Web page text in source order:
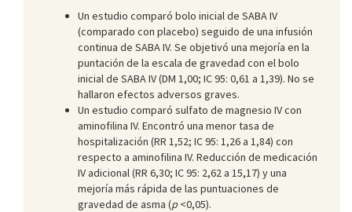
Un estudio comparó bolo inicial de SABA IV
(comparado con placebo) seguido de una infusión
continua de SABA IV. Se objetivó una mejoría en la
puntación de la escala de gravedad con el bolo
inicial de SABA IV (DM 1,00; IC 95: 0,61 a 1,39). No se
hallaron efectos adversos graves.
Un estudio comparó sulfato de magnesio IV con
aminofilina IV. Encontró una menor tasa de
hospitalización (RR 1,52; IC 95: 1,26 a 1,84) con
respecto a aminofilina IV. Reducción de medicación
IV adicional (RR 6,30; IC 95: 2,62 a 15,17) y una
mejoría más rápida de las puntuaciones de
gravedad de asma (p <0,05).